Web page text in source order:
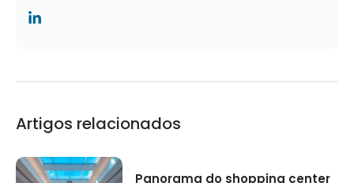
Artigos relacionados
Panorama do shopping center